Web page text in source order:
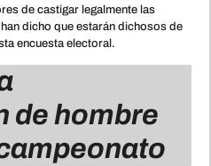
de castigar legalmente las
dicho que estarán dichosos de
encuesta electoral.
de hombre